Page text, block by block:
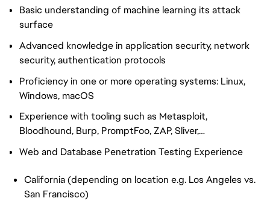
Basic understanding of machine learning its attack
surface
Advanced knowledge in application security, network
security, authentication protocols
Proficiency in one or more operating systems: Linux,
Windows, macOS
Experience with tooling such as Metasploit,
Bloodhound, Burp, PromptFoo, ZAP, Sliver,…
Web and Database Penetration Testing Experience
California (depending on location e.g. Los Angeles vs.
San Francisco)